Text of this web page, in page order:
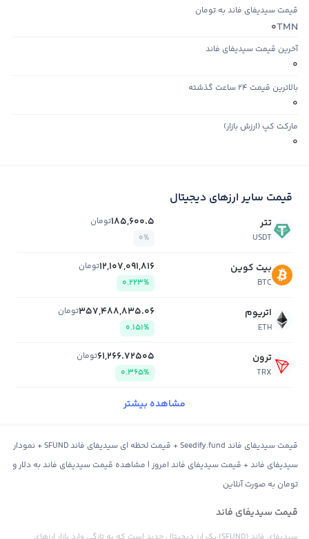
قیمت سیدیفای فاند به تومان
TMN
0
آخرین قیمت سیدیفای فاند
0
بالاترین قیمت ۲۴ ساعت گذشته
0
مارکت کپ (ارزش بازار)
0
قیمت سایر ارزهای دیجیتال
تتر
USDT
185,600.5تومان
0%
بیت کوین
BTC
12,107,091,816تومان
0.223%
اتریوم
ETH
357,488,835.06تومان
0.151%
ترون
TRX
61,266.72505تومان
0.365%
مشاهده بیشتر
قیمت سیدیفای فاند Seedify.fund + قیمت لحظه ای سیدیفای فاند SFUND + نمودار
سیدیفای فاند + قیمت سیدیفای فاند امروز | مشاهده قیمت سیدیفای فاند به دلار و
تومان به صورت آنلاین
قیمت سیدیفای فاند